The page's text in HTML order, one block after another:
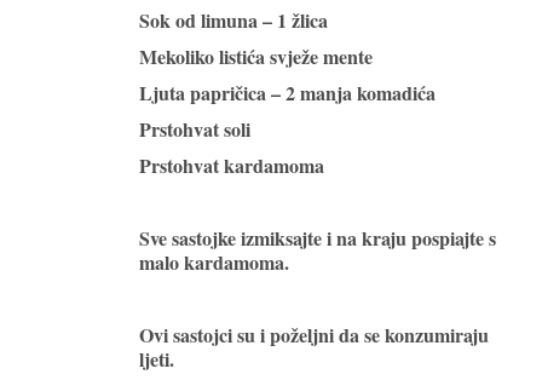
Sok od limuna – 1 žlica
Mekoliko listića svježe mente
Ljuta papričica – 2 manja komadića
Prstohvat soli
Prstohvat kardamoma
Sve sastojke izmiksajte i na kraju pospiajte s
malo kardamoma.
Ovi sastojci su i poželjni da se konzumiraju
ljeti.